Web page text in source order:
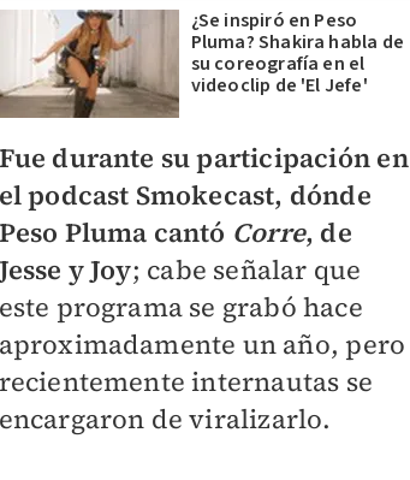
¿Se inspiró en Peso
Pluma? Shakira habla de
su coreografía en el
videoclip de 'El Jefe'
Fue durante su participación en
el podcast Smokecast, dónde
Peso Pluma cantó Corre, de
Jesse y Joy; cabe señalar que
este programa se grabó hace
aproximadamente un año, pero
recientemente internautas se
encargaron de viralizarlo.